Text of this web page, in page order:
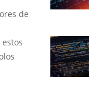
de